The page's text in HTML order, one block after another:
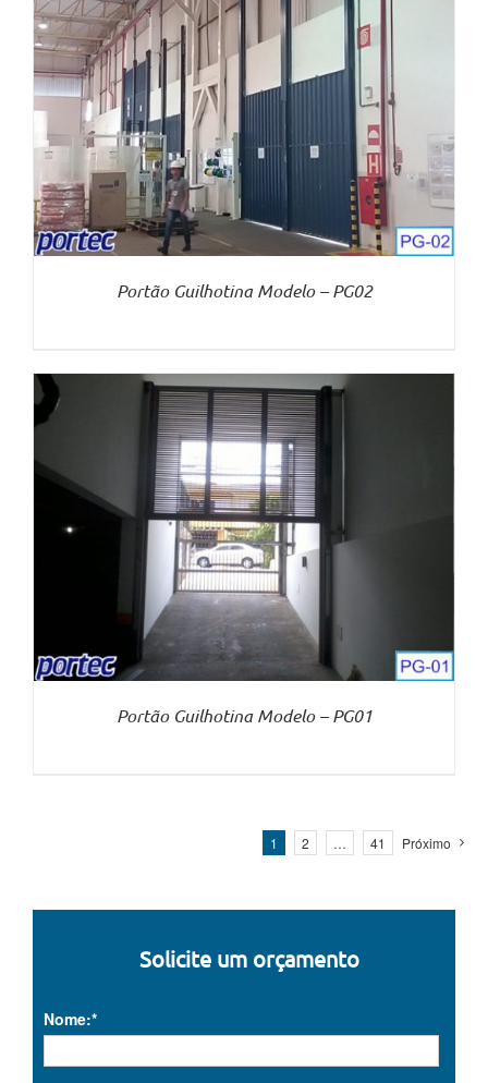
Portão Guilhotina Modelo – PG02
Portão Guilhotina Modelo – PG01
1 2 … 41 Próximo
Solicite um orçamento
Nome:*